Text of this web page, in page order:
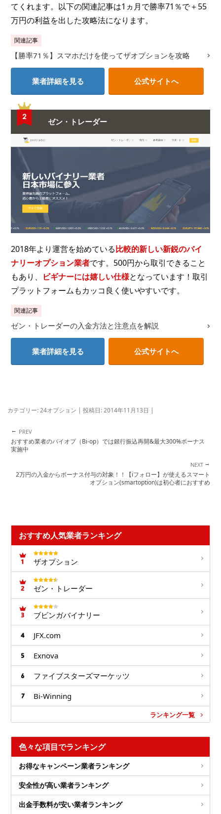
てくれます。以下の関連記事は1ヵ月で勝率71％で＋55
万円の利益を出した攻略法になります。
関連記事
【勝率71％】スマホだけを使ってザオプションを攻略
業者詳細を見る 公式サイトへ
ゼン・トレーダー
2018年より運営を始めている比較的新しい新鋭のバイ
ナリーオプション業者です。500円から取引できること
もあり、
ビギナーには嬉しい仕様となっています！取引
プラットフォームもカッコ良く使いやすいです。
関連記事
ゼン・トレーダーの入金方法と注意点を解説
業者詳細を見る 公式サイトへ
カテゴリー:24オプション | 投稿日:2014年11月13日 |
投稿ナビゲーション
←
おすすめ業者のバイオプ（Bi-op）では銀行振込再開&最大300%ボーナス
実施中
2万円の入金からボーナス付与の対象！！【iフォロー】が使えるスマート
オプション(smartoption)は初心者におすすめ
→
おすすめ人気業者ランキング
ザオプション
ゼン・トレーダー
ブビンガバイナリー
JFX.com
Exnova
ファイブスターズマーケッツ
Bi-Winning
ランキング一覧
色々な項目でランキング
お得なキャンペーン業者ランキング
安全性が高い業者ランキング
出金手数料が安い業者ランキング